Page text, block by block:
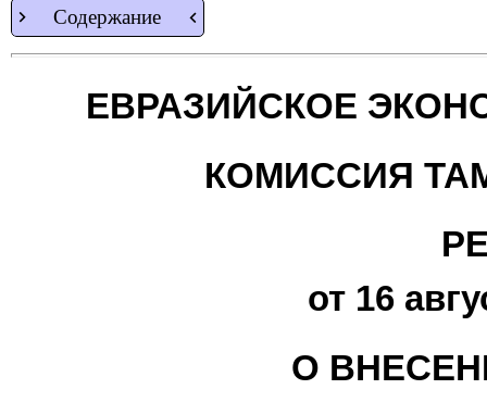
Содержание
ЕВРАЗИЙСКОЕ
КОМИССИЯ
от 16
О